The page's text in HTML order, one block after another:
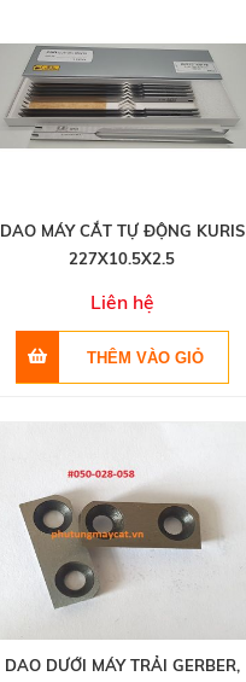
DAO MÁY CẮT TỰ ĐỘNG KURIS
227X10.5X2.5
Liên hệ
DAO DƯỚI MÁY TRẢI GERBER,